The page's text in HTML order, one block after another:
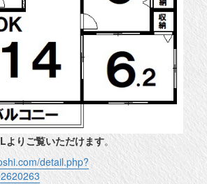
よりご覧いただけます。
detail.php?